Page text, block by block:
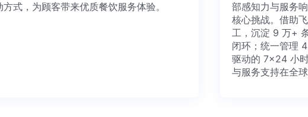
互动方式，为顾客带来优质餐饮服务体验。
部感知力与
核心挑战。
工，沉淀 9
闭环；统一
驱动的 7×24
与服务支持